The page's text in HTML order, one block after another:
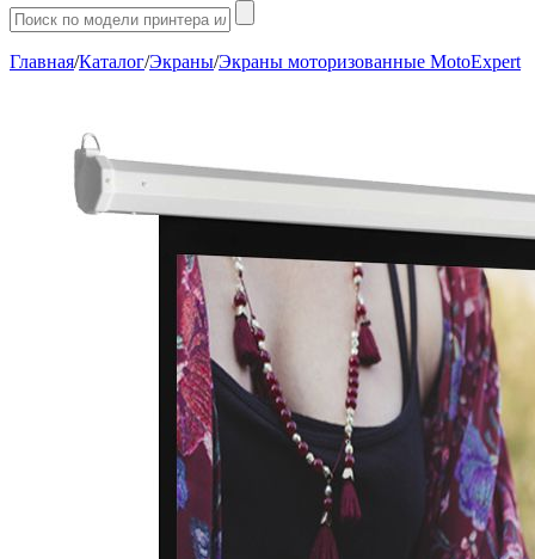
Главная/Каталог/Экраны/Экраны моторизованные MotoExpert